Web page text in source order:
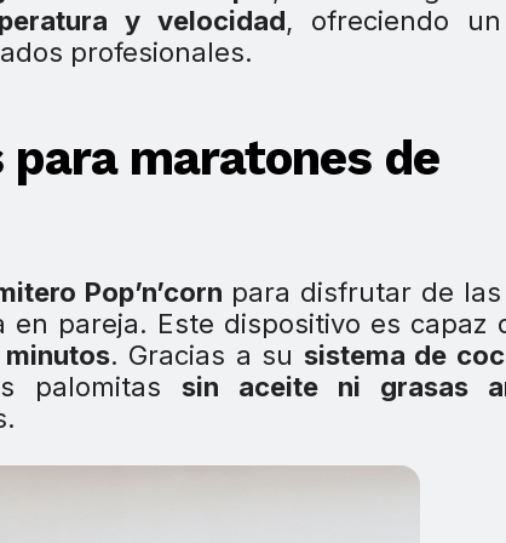
y velocidad, ofreciendo
profesionales.
maratones de
Pop’n’corn para disfrutar de las
pareja. Este dispositivo es capaz
. Gracias a su sistema de
palomitas sin aceite ni grasas